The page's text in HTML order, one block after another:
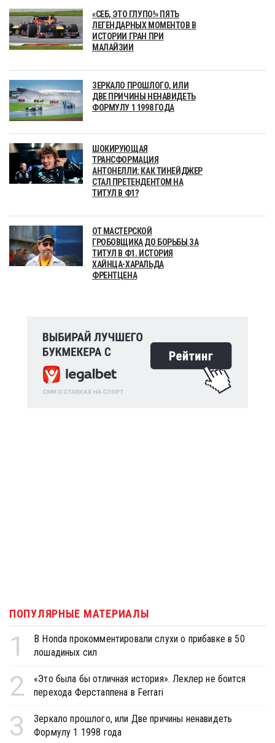
«СЕБ, ЭТО ГЛУПО!» ПЯТЬ
ЛЕГЕНДАРНЫХ МОМЕНТОВ В
ИСТОРИИ ГРАН ПРИ
МАЛАЙЗИИ
ЗЕРКАЛО ПРОШЛОГО, ИЛИ
ДВЕ ПРИЧИНЫ НЕНАВИДЕТЬ
ФОРМУЛУ 1 1998 ГОДА
ШОКИРУЮЩАЯ
ТРАНСФОРМАЦИЯ
АНТОНЕЛЛИ: КАК ТИНЕЙДЖЕР
СТАЛ ПРЕТЕНДЕНТОМ НА
ТИТУЛ В Ф1?
ОТ МАСТЕРСКОЙ
ГРОБОВЩИКА ДО БОРЬБЫ ЗА
ТИТУЛ В Ф1. ИСТОРИЯ
ХАЙНЦА-ХАРАЛЬДА
ФРЕНТЦЕНА
ПОПУЛЯРНЫЕ МАТЕРИАЛЫ
1
В Honda прокомментировали слухи о прибавке в 50
лошадиных сил
2
«Это была бы отличная история». Леклер не боится
перехода Ферстаппена в Ferrari
3
Зеркало прошлого, или Две причины ненавидеть
Формулу 1 1998 года